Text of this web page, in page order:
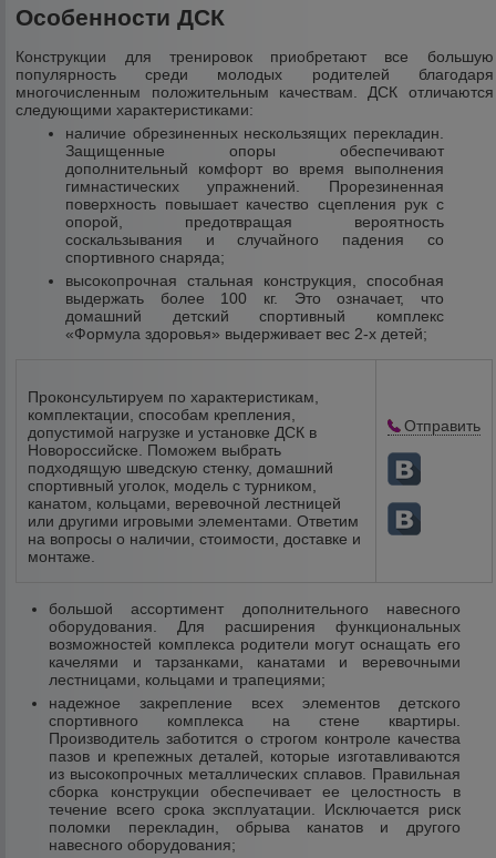
Особенности ДСК
Конструкции для тренировок приобретают все большую
популярность среди молодых родителей благодаря
многочисленным положительным качествам. ДСК отличаются
следующими характеристиками:
наличие обрезиненных нескользящих перекладин.
Защищенные опоры обеспечивают
дополнительный комфорт во время выполнения
гимнастических упражнений. Прорезиненная
поверхность повышает качество сцепления рук с
опорой, предотвращая вероятность
соскальзывания и случайного падения со
спортивного снаряда;
высокопрочная стальная конструкция, способная
выдержать более 100 кг. Это означает, что
домашний детский спортивный комплекс
«Формула здоровья» выдерживает вес 2-х детей;
Проконсультируем по характеристикам,
комплектации, способам крепления,
допустимой нагрузке и установке ДСК в
Новороссийске. Поможем выбрать
подходящую шведскую стенку, домашний
спортивный уголок, модель с турником,
канатом, кольцами, веревочной лестницей
или другими игровыми элементами. Ответим
на вопросы о наличии, стоимости, доставке и
монтаже.
Отправить
большой ассортимент дополнительного навесного
оборудования. Для расширения функциональных
возможностей комплекса родители могут оснащать его
качелями и тарзанками, канатами и веревочными
лестницами, кольцами и трапециями;
надежное закрепление всех элементов детского
спортивного комплекса на стене квартиры.
Производитель заботится о строгом контроле качества
пазов и крепежных деталей, которые изготавливаются
из высокопрочных металлических сплавов. Правильная
сборка конструкции обеспечивает ее целостность в
течение всего срока эксплуатации. Исключается риск
поломки перекладин, обрыва канатов и другого
навесного оборудования;